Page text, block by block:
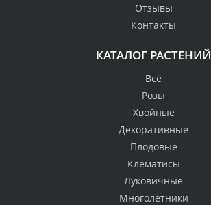
Отзывы
Контакты
КАТАЛОГ РАСТЕНИЙ
Всё
Розы
Хвойные
Декоративные
Плодовые
Клематисы
Луковичные
Многолетники